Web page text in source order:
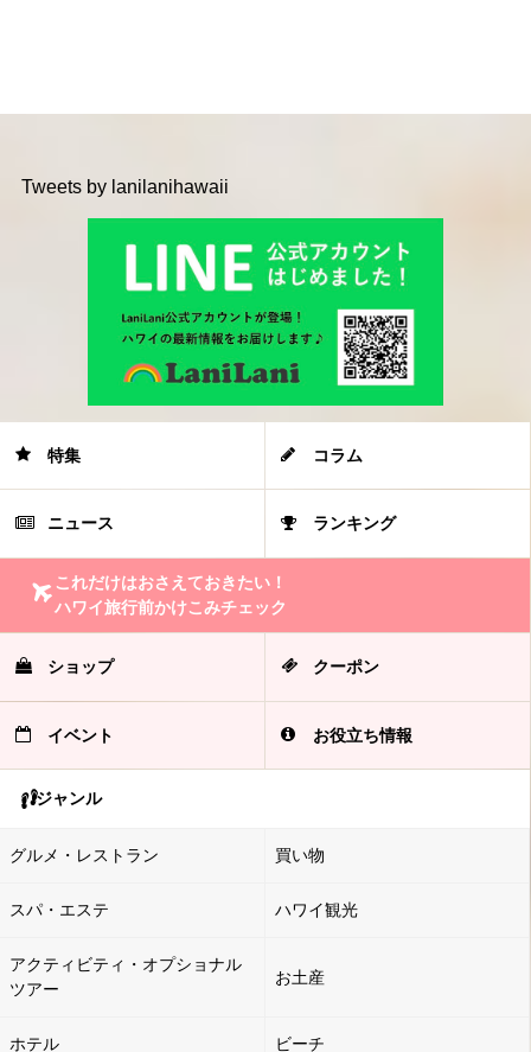
Tweets by lanilanihawaii
特集 コラム
ニュース ランキング
これだけはおさえておきたい！
ハワイ旅行前かけこみチェック
ショップ クーポン
イベント お役立ち情報
ジャンル
グルメ・レストラン 買い物
スパ・エステ ハワイ観光
アクティビティ・オプショナル
ツアー
お土産
ホテル ビーチ